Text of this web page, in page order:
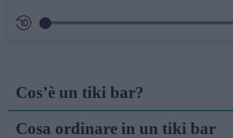
Cos’è un tiki bar?
Cosa ordinare in un tiki bar